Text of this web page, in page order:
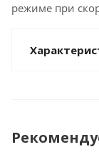
режиме при